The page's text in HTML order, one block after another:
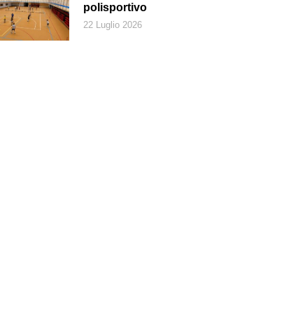
polisportivo
22 Luglio 2026